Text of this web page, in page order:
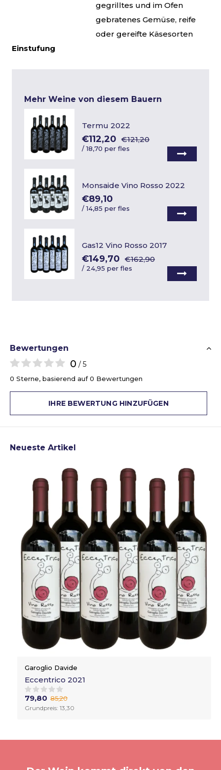
gegrilltes und im Ofen
gebratenes Gemüse, reife
oder gereifte Käsesorten
Einstufung
Mehr Weine von diesem Bauern
Termu 2022
€112,20 €121,20
/18,70 per fles
Monsaide Vino Rosso 2022
€89,10
/14,85 per fles
Gas12 Vino Rosso 2017
€149,70 €162,90
/ 24,95 per fles
Bewertungen
0 / 5
0 Sterne, basierend auf 0 Bewertungen
IHRE BEWERTUNG HINZUFÜGEN
Neueste Artikel
Garoglio Davide
Eccentrico 2021
79,80 85,20
Grundpreis: 13,30